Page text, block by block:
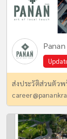
ส่งประวัติส่วนตัว